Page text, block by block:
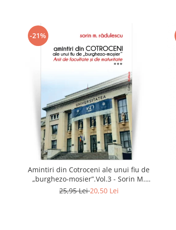
-21%
Amintiri din Cotroceni ale unui fiu de
„burghezo-mosier”.Vol.3 - Sorin M.
Radulescu
25,95 Lei20,50 Lei